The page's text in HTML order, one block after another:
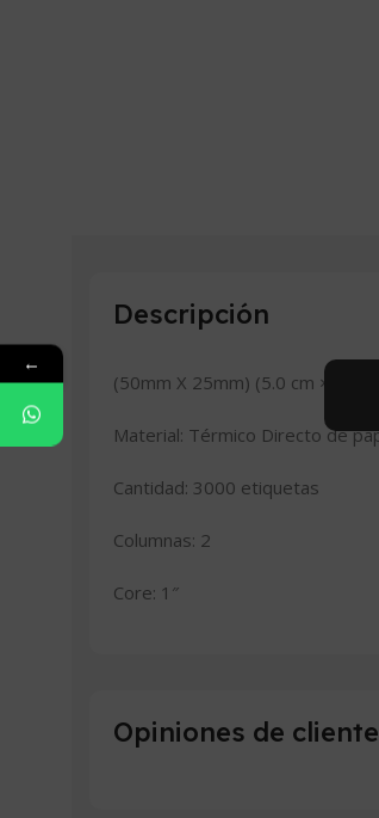
Descripción
(50mm X 25mm) (5.0 cm × 2.5 cm
Material: Térmico Directo de
Cantidad: 3000 etiquetas
Columnas: 2
Core: 1″
Opiniones de
←